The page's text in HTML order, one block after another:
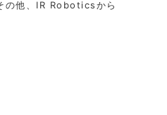
他、IR Roboticsから